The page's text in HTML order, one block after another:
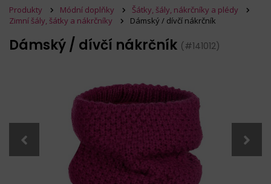
Produkty Módní doplňky
Šátky, šály, nákrčníky a plédy
Zimní šály, šátky a nákrčníky
Dámský / dívčí nákrčník
Dámský / dívčí nákrčník (#141012)